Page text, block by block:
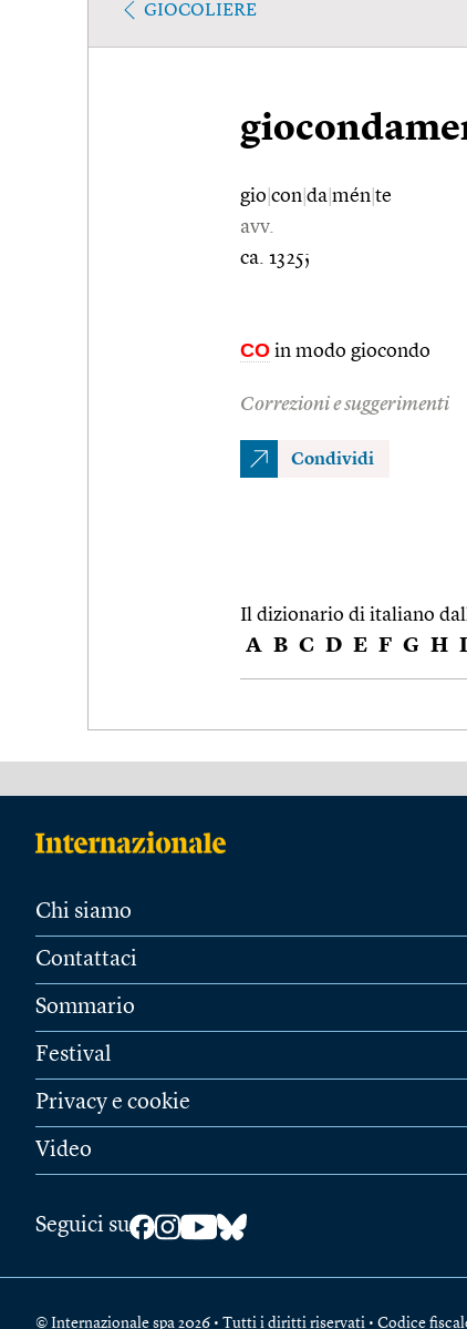
GIOCOLIERE
gio con da mén te
avv.
ca. 1325;
CO in modo giocondo
Correzioni e suggerimenti
Condividi
Il dizionario di italiano
A B C D E F G H I
Chi siamo
Contattaci
Sommario
Festival
Privacy e cookie
Video
Seguici su
© Internazionale spa 2026 • Tutti i diritti riservati • Codice